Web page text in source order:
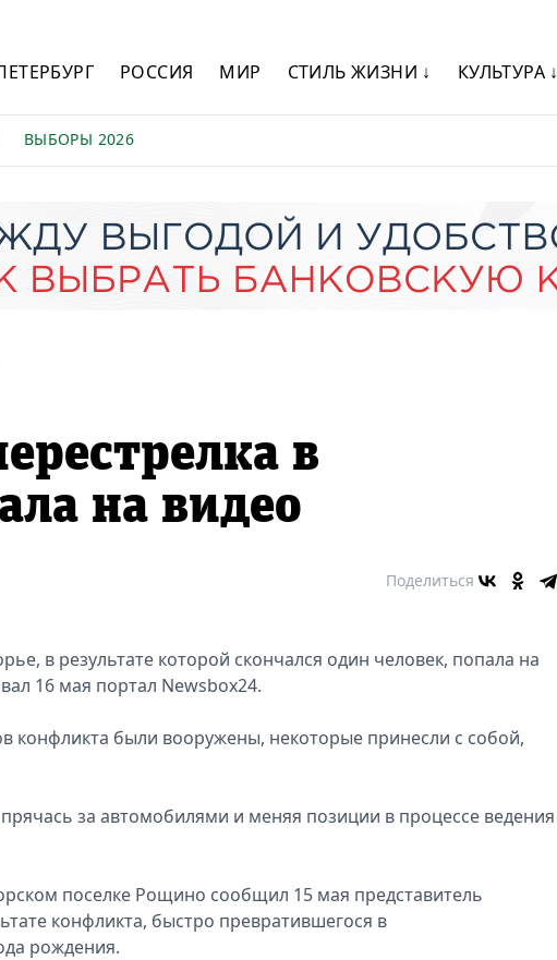
РОССИЯ МИР СТИЛЬ ЖИЗНИ ↓ КУЛЬТУРА ↓
ВЫБОРЫ 2026
в
на видео
Поделиться
в результате которой скончался один человек, попала на
16 мая портал Newsbox24.
конфликта были вооружены, некоторые принесли с собой,
за автомобилями и меняя позиции в процессе ведения
поселке Рощино сообщил 15 мая представитель
конфликта, быстро превратившегося в
рождения.